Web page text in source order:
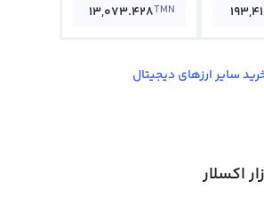
13,073.428TMN
سایر ارزهای دیجیتال
اکسلار